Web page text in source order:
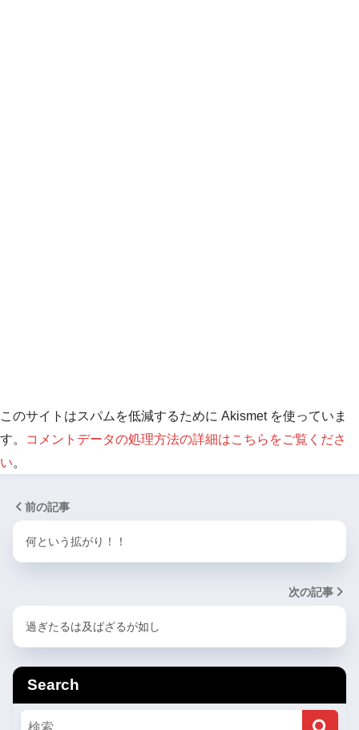
このサイトはスパムを低減するために Akismet を使っていま
す。
コメントデータの処理方法の詳細はこちらをご覧くださ
い。
前の記事
何という拡がり！！
次の記事
過ぎたるは及ばざるが如し
Search